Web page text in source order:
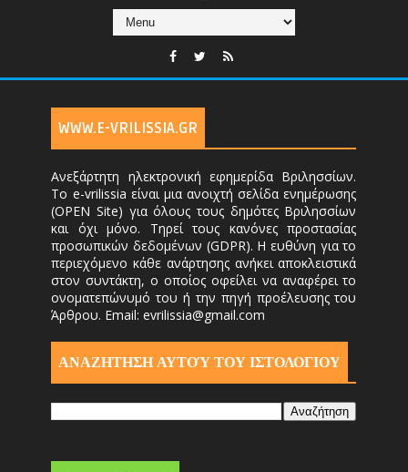
WWW.E-VRILISSIA.GR
Ανεξάρτητη ηλεκτρονική εφημερίδα Βριλησσίων.
Το e-vrilissia είναι μια ανοιχτή σελίδα ενημέρωσης
(OPEN Site) για όλους τους δημότες Βριλησσίων
και όχι μόνο. Τηρεί τους κανόνες προστασίας
προσωπικών δεδομένων (GDPR). Η ευθύνη για το
περιεχόμενο κάθε ανάρτησης ανήκει αποκλειστικά
στον συντάκτη, ο οποίος οφείλει να αναφέρει το
ονοματεπώνυμό του ή την πηγή προέλευσης του
Άρθρου. Email: evrilissia@gmail.com
ΑΝΑΖΗΤΗΣΗ ΑΥΤΟΎ ΤΟΥ ΙΣΤΟΛΟΓΙΟΥ